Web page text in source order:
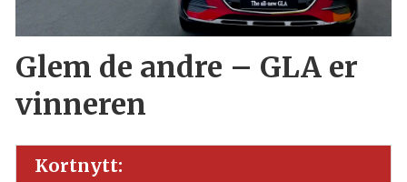
Glem de andre – GLA er
vinneren
Kortnytt: